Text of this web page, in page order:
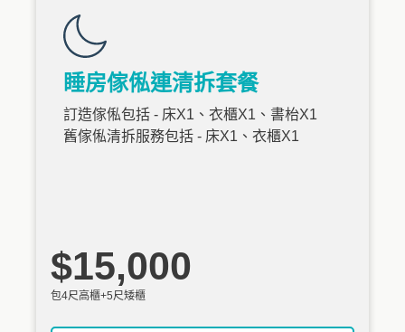
睡房傢俬連清拆套餐
訂造傢俬包括 - 床X1、衣櫃X1、書枱X1
舊傢俬清拆服務包括 - 床X1、衣櫃X1
$15,000
包4尺高櫃+5尺矮櫃